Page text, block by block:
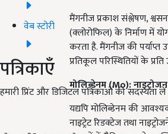
वेब स्टोरी
पत्रिकाएँ
हमारी प्रिंट और डिजिटल पत्रिकाओं की सदस्यता लें
मैंगनीज प्रकाश संश्लेषण,
(क्लोरोफिल) के निर्माण में
करता है. मैंगनीज की पर्याप्त
प्रतिकूल परिस्थितियों के
मोलिब्डेनम (Mo):
यद्यपि मोलिब्डेनम की
नाइट्रेट रिडक्टेज तथा